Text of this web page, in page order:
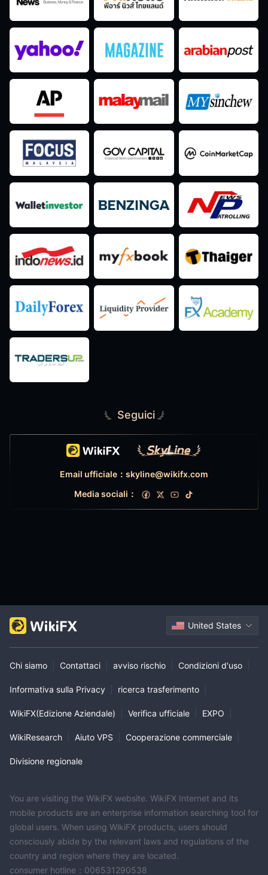
Seguici
Email ufficiale：skyline@wikifx.com
Media sociali：
United States
Chi siamo Contattaci avviso rischio Condizioni d'uso
Informativa sulla Privacy ricerca trasferimento
WikiFX(Edizione Aziendale) Verifica ufficiale EXPO
WikiResearch Aiuto VPS Cooperazione commerciale
Divisione regionale
You are visiting the WikiFX website. WikiFX Internet and its
mobile products are an enterprise information searching tool for
global users. When using WikiFX products, users should
consciously abide by the relevant laws and regulations of the
country and region where they are located.
consumer hotline：006531290538